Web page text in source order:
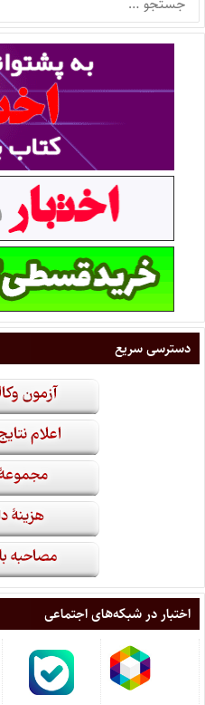
دسترسی سریع
اختبار در شبکه‌های اجتماعی